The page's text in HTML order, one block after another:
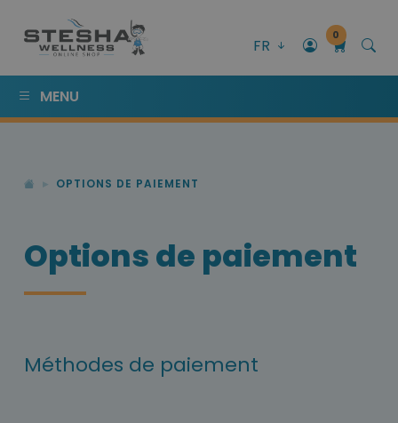
FR
0
MENU
OPTIONS DE PAIEMENT
Options de paiement
Méthodes de paiement